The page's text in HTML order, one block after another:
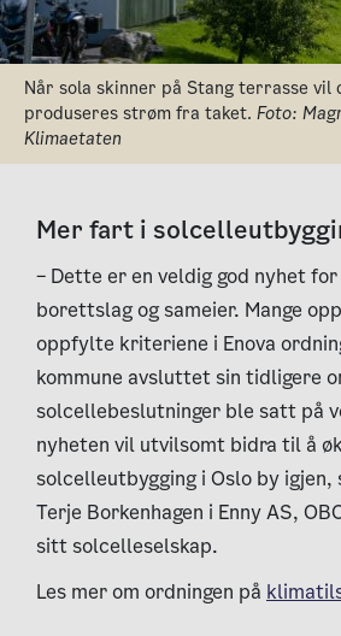
Når sola skinner på Stang terrasse
produseres strøm fra taket. Foto:
Klimaetaten
Mer fart i
– Dette er en veldig god nyhet for
borettslag og sameier. Mange
oppfylte kriteriene i Enova
kommune avsluttet sin tidligere
solcellebeslutninger ble satt på
nyheten vil utvilsomt bidra til å
solcelleutbygging i Oslo by
Terje Borkenhagen i Enny AS,
sitt solcelleselskap.
Les mer om ordningen på